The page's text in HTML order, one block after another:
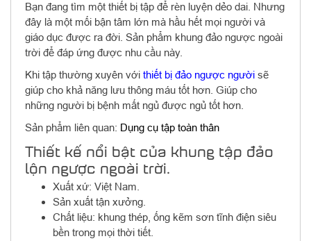
Bạn đang tìm một thiết bị tập để rèn luyện dẻo dai. Nhưng
đây là một mối bận tâm lớn mà hầu hết mọi người và
giáo dục được ra đời. Sản phẩm khung đảo ngược ngoài
trời để đáp ứng được nhu cầu này.
Khi tập thường xuyên với thiết bị đảo ngược người sẽ
giúp cho khả năng lưu thông máu tốt hơn. Giúp cho
những người bị bệnh mất ngủ được ngủ tốt hơn.
Sản phẩm liên quan: Dụng cụ tập toàn thân
Thiết kế nổi bật của khung tập đảo
lộn ngược ngoài trời.
Xuất xứ: Việt Nam.
Sản xuất tận xưởng.
Chất liệu: khung thép, ống kẽm sơn tĩnh điện siêu
bền trong mọi thời tiết.